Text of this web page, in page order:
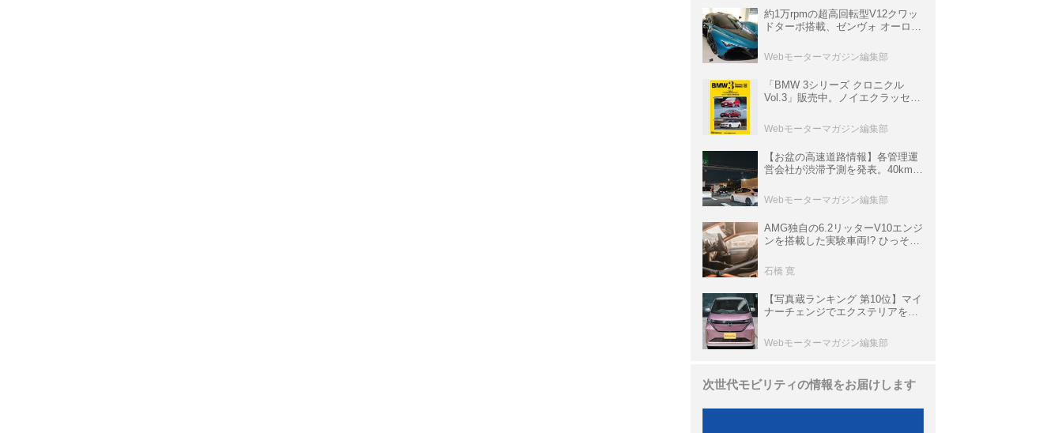
約1万rpmの超高回転型V12クワッ
ドターボ搭載、ゼンヴォ オーロラ
イパーカー【スーパーカークロニ
クル・完全版／116】
Webモーターマガジン編集部
「BMW 3シリーズ クロニクル
Vol.3」販売中。ノイエクラッセか
ムック
Webモーターマガジン編集部
【お盆の高速道路情報】各管理運
営会社が渋滞予測を発表。40km以
数ある
Webモーターマガジン編集部
AMG独自の6.2リッターV10エンジ
ンを搭載した実験車両!? ひっそり
P900 プロトタイプ」とは
石橋 寛
【写真蔵ランキング 第10位】マイ
ナーチェンジでエクステリアを刷
クラ」
Webモーターマガジン編集部
次世代モビリティの情報をお届けします